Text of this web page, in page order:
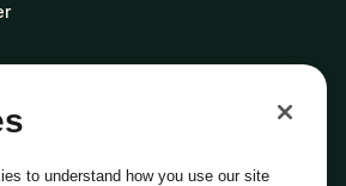
to understand how you use our site